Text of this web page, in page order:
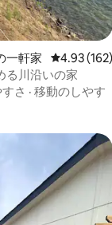
一軒家 レビュー
4.93 (162)
る川沿いの家
さ · 移動のしやす
です。